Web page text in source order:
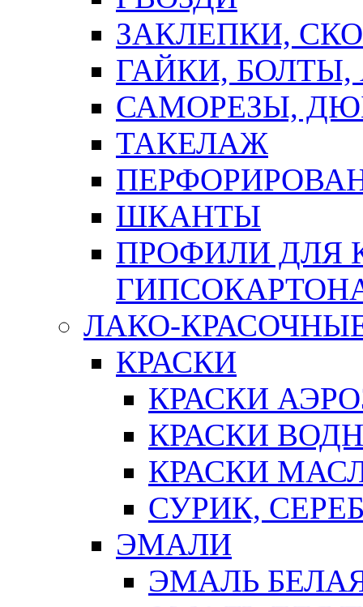
ЗАКЛЕПКИ,
ГАЙКИ,
САМОРЕЗЫ,
ТАКЕЛАЖ
ШКАНТЫ
ПРОФИЛИ ДЛЯ
ЛАКО-
КРАСКИ
КРАСКИ
КРАСКИ
КРАСКИ
СУРИК,
ЭМАЛИ
ЭМАЛЬ